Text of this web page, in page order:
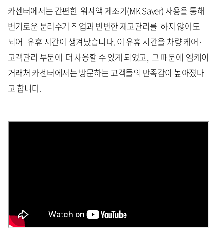
카센터에서는 간편한 워셔액 제조기(MK Saver) 사용을 통해
번거로운 분리수거 작업과 빈번한 재고관리를 하지 않아도
되어 유휴 시간이 생겨났습니다. 이 유휴 시간을 차량 케어·
고객관리 부문에 더 사용할 수 있게 되었고, 그 때문에 엠케이
거래처 카센터에서는 방문하는 고객들의 만족감이 높아졌다
고 합니다.